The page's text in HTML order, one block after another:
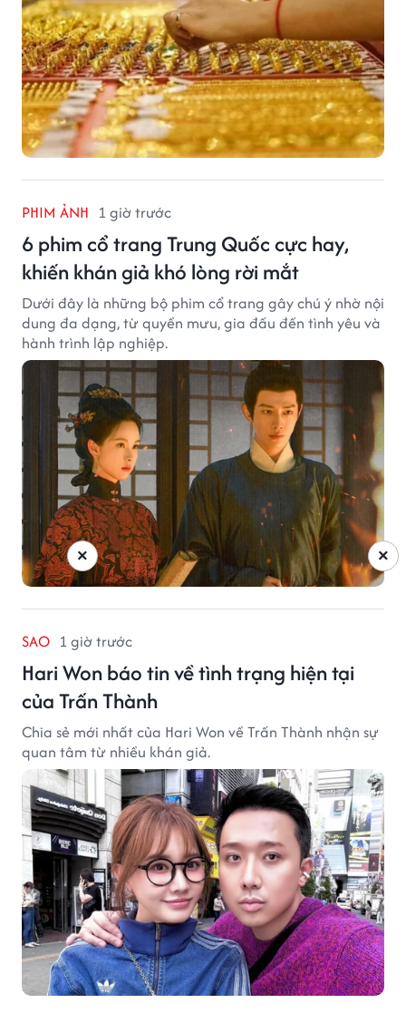
PHIM ẢNH 1 giờ trước
6 phim cổ trang Trung Quốc cực hay,
khiến khán giả khó lòng rời mắt
Dưới đây là những bộ phim cổ trang gây chú ý nhờ nội
dung đa dạng, từ quyền mưu, gia đấu đến tình yêu và
hành trình lập nghiệp.
SAO 1 giờ trước
Hari Won báo tin về tình trạng hiện tại
của Trấn Thành
Chia sẻ mới nhất của Hari Won về Trấn Thành nhận sự
quan tâm từ nhiều khán giả.
×
×